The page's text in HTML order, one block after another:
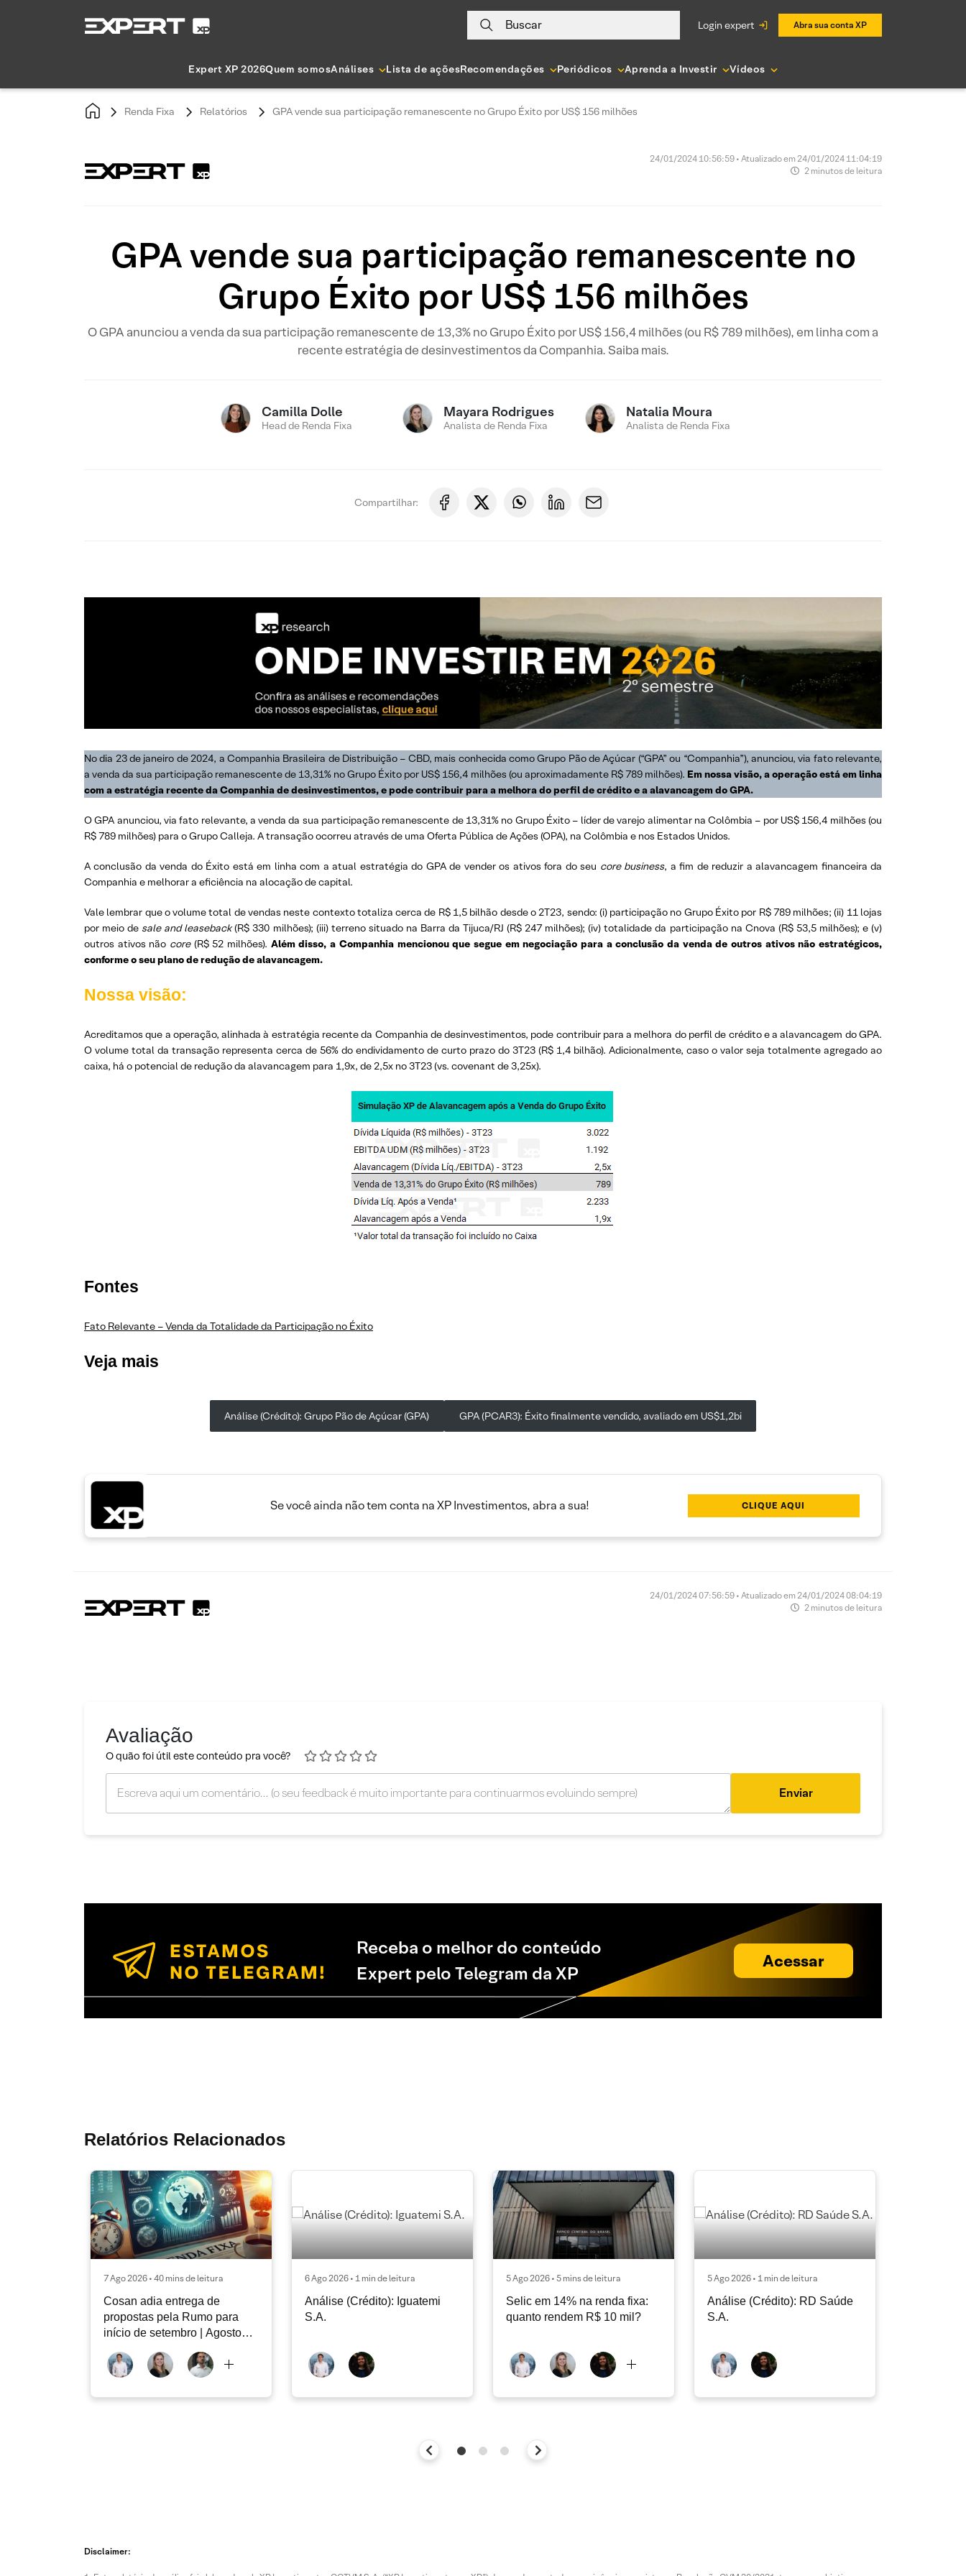
Buscar login expert Abra sua conta XP
Expert XP 2026Quem somosAnálises Lista de açõesRecomendações Periódicos Aprenda a Investir Vídeos
Renda Fixa Relatórios GPA vende sua participação remanescente no Grupo Éxito por US$ 156 milhões
24/01/2024 10:56:59 • Atualizado em 24/01/2024 11:04:19
2 minutos de leitura
GPA vende sua participação remanescente no
Grupo Éxito por US$ 156 milhões
O GPA anunciou a venda da sua participação remanescente de 13,3% no Grupo Éxito por US$ 156,4 milhões (ou R$ 789 milhões), em linha com a
recente estratégia de desinvestimentos da Companhia. Saiba mais.
Camilla Dolle
Head de Renda Fixa
Mayara Rodrigues
Analista de Renda Fixa
Natalia Moura
Analista de Renda Fixa
Compartilhar:
No dia 23 de janeiro de 2024, a Companhia Brasileira de Distribuição – CBD, mais conhecida como Grupo Pão de Açúcar (“GPA” ou “Companhia”), anunciou, via fato relevante,
a venda da sua participação remanescente de 13,31% no Grupo Éxito por US$ 156,4 milhões (ou aproximadamente R$ 789 milhões). Em nossa visão, a operação está em linha
com a estratégia recente da Companhia de desinvestimentos, e pode contribuir para a melhora do perfil de crédito e a alavancagem do GPA.
O GPA anunciou, via fato relevante, a venda da sua participação remanescente de 13,31% no Grupo Éxito – líder de varejo alimentar na Colômbia – por US$ 156,4 milhões (ou
R$ 789 milhões) para o Grupo Calleja. A transação ocorreu através de uma Oferta Pública de Ações (OPA), na Colômbia e nos Estados Unidos.
A conclusão da venda do Éxito está em linha com a atual estratégia do GPA de vender os ativos fora do seu core business, a fim de reduzir a alavancagem financeira da
Companhia e melhorar a eficiência na alocação de capital.
Vale lembrar que o volume total de vendas neste contexto totaliza cerca de R$ 1,5 bilhão desde o 2T23, sendo: (i) participação no Grupo Éxito por R$ 789 milhões; (ii) 11 lojas
por meio de sale and leaseback(R$ 330 milhões); (iii) terreno situado na Barra da Tijuca/RJ (R$ 247 milhões); (iv) totalidade da participação na Cnova (R$ 53,5 milhões); e (v)
outros ativos não core(R$ 52 milhões). Além disso, a Companhia mencionou que segue em negociação para a conclusão da venda de outros ativos não estratégicos,
conforme o seu plano de redução de alavancagem.
Nossa visão:
Acreditamos que a operação, alinhada à estratégia recente da Companhia de desinvestimentos, pode contribuir para a melhora do perfil de crédito e a alavancagem do GPA.
O volume total da transação representa cerca de 56% do endividamento de curto prazo do 3T23 (R$ 1,4 bilhão). Adicionalmente, caso o valor seja totalmente agregado ao
caixa, há o potencial de redução da alavancagem para 1,9x, de 2,5x no 3T23 (vs. covenant de 3,25x).
Fontes
Fato Relevante – Venda da Totalidade da Participação no Éxito
Veja mais
Análise (Crédito): Grupo Pão de Açúcar (GPA) GPA (PCAR3): Éxito finalmente vendido, avaliado em US$1,2bi
Se você ainda não tem conta na XP Investimentos, abra a sua! CLIQUE AQUI
24/01/2024 07:56:59 • Atualizado em 24/01/2024 08:04:19
2 minutos de leitura
Avaliação
O quão foi útil este conteúdo pra você?
Enviar
Receba o melhor do conteúdo
Expert pelo Telegram da XP
Acessar
Relatórios Relacionados
7 Ago 2026 • 40 mins de leitura
Cosan adia entrega de
propostas pela Rumo para
início de setembro | Agosto
6 Ago 2026 • 1 min de leitura
Análise (Crédito): Iguatemi
S.A.
5 Ago 2026 • 5 mins de leitura
Selic em 14% na renda fixa:
quanto rendem R$ 10 mil?
5 Ago 2026 • 1 min de leitura
Análise (Crédito): RD Saúde
S.A.
Disclaimer: